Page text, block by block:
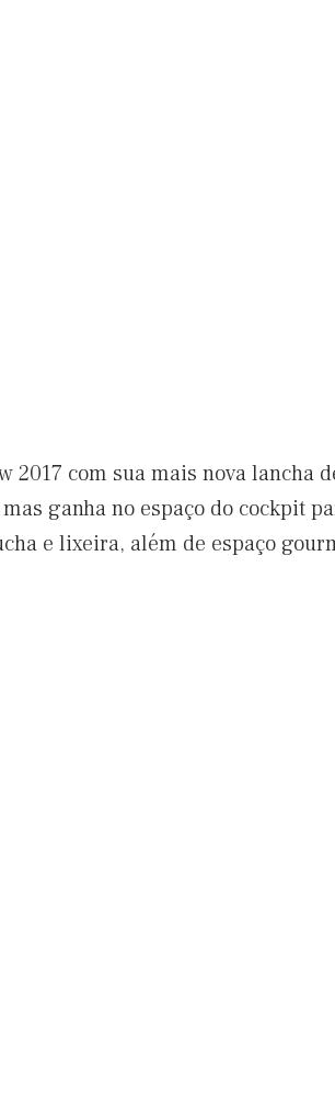
2017 com sua mais nova lancha
ganha no espaço do cockpit
e lixeira, além de espaço